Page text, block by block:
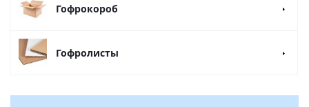
Гофрокороб
Гофролисты